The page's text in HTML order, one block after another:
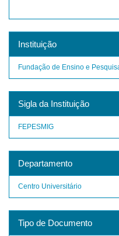
Instituição
Fundação de Ensino e Pesquisa
Sigla da Instituição
FEPESMIG
Departamento
Centro Universitário
Tipo de Documento